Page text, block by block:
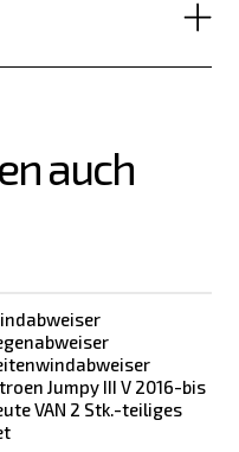
auch
Jumpy III V 2016-bis
VAN 2 Stk.-teiliges